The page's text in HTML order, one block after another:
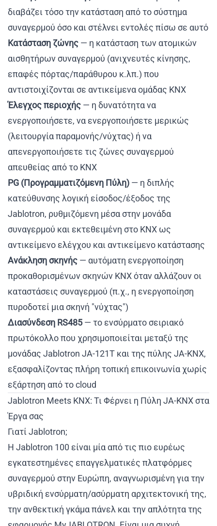
διαβάζει τόσο την κατάσταση από το σύστημα
συναγερμού όσο και στέλνει εντολές πίσω σε αυτό
Κατάσταση ζώνης — η κατάσταση των ατομικών
αισθητήρων συναγερμού (ανιχνευτές κίνησης,
επαφές πόρτας/παράθυρου κ.λπ.) που
αντιστοιχίζονται σε αντικείμενα ομάδας KNX
Έλεγχος περιοχής — η δυνατότητα να
ενεργοποιήσετε, να ενεργοποιήσετε μερικώς
(λειτουργία παραμονής/νύχτας) ή να
απενεργοποιήσετε τις ζώνες συναγερμού
απευθείας από το KNX
PG (Προγραμματιζόμενη Πύλη) — η διπλής
κατεύθυνσης λογική είσοδος/έξοδος της
Jablotron, ρυθμιζόμενη μέσα στην μονάδα
συναγερμού και εκτεθειμένη στο KNX ως
αντικείμενο ελέγχου και αντικείμενο κατάστασης
Ανάκληση σκηνής — αυτόματη ενεργοποίηση
προκαθορισμένων σκηνών KNX όταν αλλάζουν οι
καταστάσεις συναγερμού (π.χ., η ενεργοποίηση
πυροδοτεί μια σκηνή "νύχτας")
Διασύνδεση RS485— το ενσύρματο σειριακό
πρωτόκολλο που χρησιμοποιείται μεταξύ της
μονάδας Jablotron JA-121T και της πύλης JA-KNX,
εξασφαλίζοντας πλήρη τοπική επικοινωνία χωρίς
εξάρτηση από το cloud
Jablotron Meets KNX: Τι Φέρνει η Πύλη JA-KNX στα
Έργα σας
Γιατί Jablotron;
Η Jablotron 100 είναι μία από τις πιο ευρέως
εγκατεστημένες επαγγελματικές πλατφόρμες
συναγερμού στην Ευρώπη, αναγνωρισμένη για την
υβριδική ενσύρματη/ασύρματη αρχιτεκτονική της,
την ανθεκτική γκάμα πάνελ και την απλότητα της